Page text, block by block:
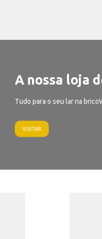
A nossa loja
Tudo para o seu lar na
VISITAR